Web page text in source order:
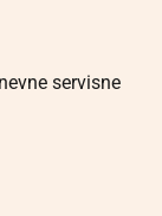
servisne